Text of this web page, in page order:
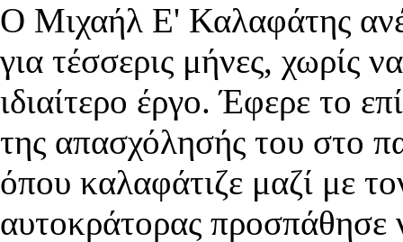
Ο Μιχαήλ Ε' Καλαφάτης
για τέσσερις μήνες, χωρίς
ιδιαίτερο έργο. Έφερε το
της απασχόλησής του στο
όπου καλαφάτιζε μαζί με
αυτοκράτορας προσπάθησε